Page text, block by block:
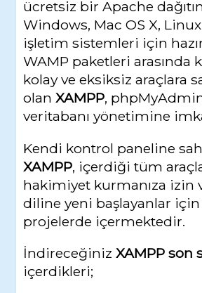
ücretsiz bir Apache
Windows, Mac OS X,
işletim sistemleri için
WAMP paketleri arasında
kolay ve eksiksiz araçlara
olanXAMPP,
veritabanı yönetimine
Kendi kontrol paneline
XAMPP, içerdiği tüm
hakimiyet kurmanıza izin
diline yeni başlayanlar
projelerde içermektedir.
İndireceğinizXAMPP son
içerdikleri;